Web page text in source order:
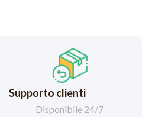
Supporto clienti
Disponibile 24/7